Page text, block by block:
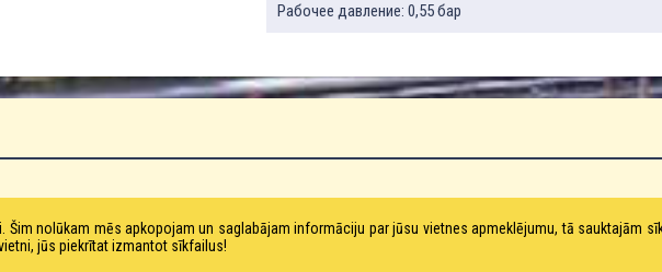
Рабочее давление: 0,55 бар
nolūkam mēs apkopojam un saglabājam informāciju par jūsu vietnes apmeklējumu, tā sauktajām
jūs piekrītat izmantot sīkfailus!